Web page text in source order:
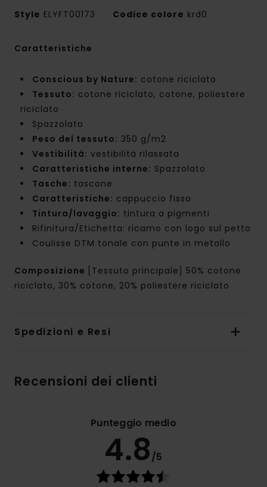
Style ELYFT00173 Codice colore krd0
Caratteristiche
Conscious by Nature: cotone riciclato
Tessuto: cotone riciclato, cotone, poliestere
riciclato
Spazzolato
Peso del tessuto: 350 g/m2
Vestibilità: vestibilità rilassata
Caratteristiche interne: Spazzolato
Tasche: tascone
Caratteristiche: cappuccio fisso
Tintura/lavaggio: tintura a pigmenti
Rifinitura/Etichetta: ricamo con logo sul petto
Coulisse DTM tonale con punte in metallo
Composizione [Tessuto principale] 50% cotone
riciclato, 30% cotone, 20% poliestere riciclato
Spedizioni e Resi
Recensioni dei clienti
Punteggio medio
4.8/5